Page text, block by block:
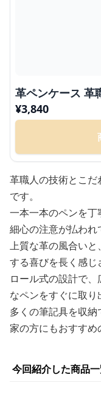
革ペンケース 革
¥3,840
革職人の技術とこ
です。
一本一本のペンを
細心の注意が払われ
上質な革の風合い
する喜びを長く感じ
ロール式の設計で
なペンをすぐに取り
多くの筆記具を収
家の方にもおすすめ
今回紹介した商品